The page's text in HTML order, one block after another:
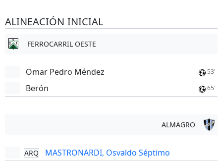
ALINEACIÓN INICIAL
FERROCARRIL OESTE
Omar Pedro Méndez 53'
Berón 65'
ALMAGRO
ARQ MASTRONARDI, Osvaldo Séptimo